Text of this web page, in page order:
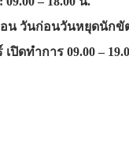
อน วันก่อนวันหยุดนักขั
เปิดทำการ 09.00 –